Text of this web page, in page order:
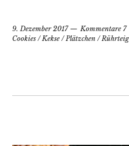
9. Dezember 2017
Kommentare 7
Cookies / Kekse / Plätzchen / Rührteig